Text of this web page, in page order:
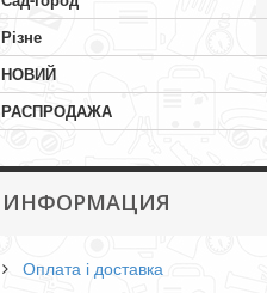
Різне
НОВИЙ
РАСПРОДАЖА
ИНФОРМАЦИЯ
Оплата і доставка